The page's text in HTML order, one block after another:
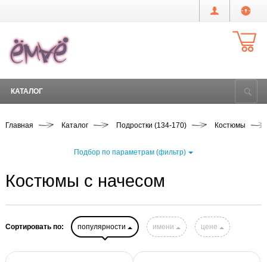
КАТАЛОГ
Главная Каталог Подростки (134-170) Костюмы
Подбор по параметрам (фильтр)
Костюмы с начесом
Сортировать по: популярности имени цене